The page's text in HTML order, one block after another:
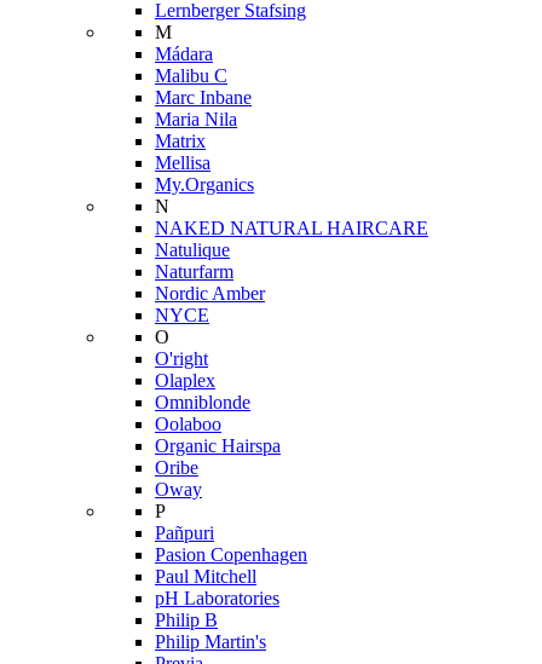
Lernberger Stafsing
M
Mádara
Malibu C
Marc Inbane
Maria Nila
Matrix
Mellisa
My.Organics
N
NAKED NATURAL HAIRCARE
Natulique
Naturfarm
Nordic Amber
NYCE
O
O'right
Olaplex
Omniblonde
Oolaboo
Organic Hairspa
Oribe
Oway
P
Pañpuri
Pasion Copenhagen
Paul Mitchell
pH Laboratories
Philip B
Philip Martin's